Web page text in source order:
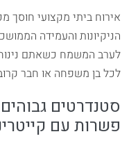
אירוח ביתי מקצועי חוסך
הניקיונות והעמידה
לערב המשמח כשאתם
לכל בן משפחה או חבר
סטנדרטים
פשרות עם